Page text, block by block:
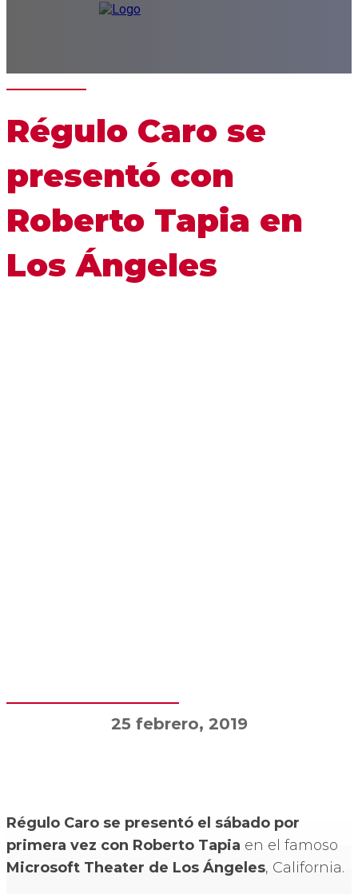
Régulo Caro se
presentó con
Roberto Tapia en
Los Ángeles
25 febrero, 2019
Régulo Caro se presentó el sábado por
primera vez con Roberto Tapia en el famoso
Microsoft Theater de Los Ángeles, California.